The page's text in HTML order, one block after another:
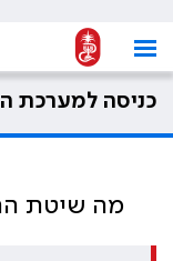
כניסה למערכת
מה שיטת